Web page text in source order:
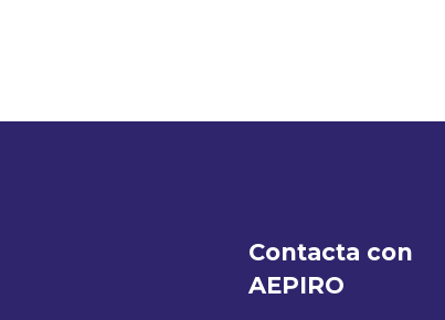
Contacta con
AEPIRO